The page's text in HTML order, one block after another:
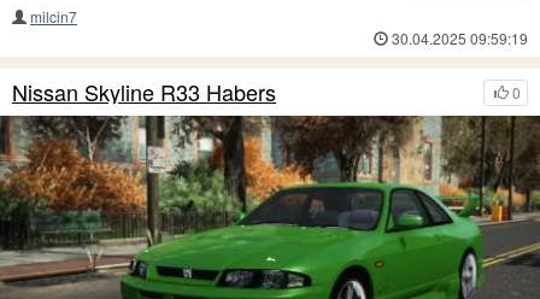
milcin7
30.04.2025 09:59:19
0
Nissan Skyline R33 Habers